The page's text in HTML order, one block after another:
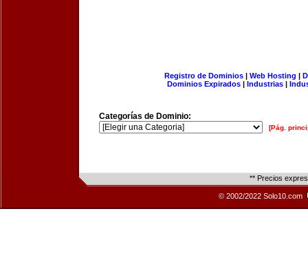
Registro de Dominios| Web Hosting |
Dominios Expirados | Industrias |
Categorías de Dominio:
[Pág.
** Precios
© 2002/2022 Solo10.com